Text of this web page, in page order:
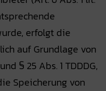
erfolgt die
auf Grundlage von
§ 25 Abs. 1 TDDDG,
Speicherung von